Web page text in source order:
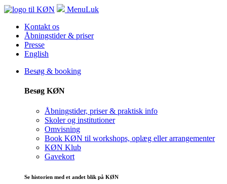
MenuLuk
Kontakt os
Åbningstider & priser
Presse
English
Besøg & booking
Besøg KØN
Åbningstider, priser & praktisk info
Skoler og institutioner
Omvisning
Book KØN til workshops, oplæg eller arrangementer
KØN Klub
Gavekort
Se historien med et andet blik på KØN